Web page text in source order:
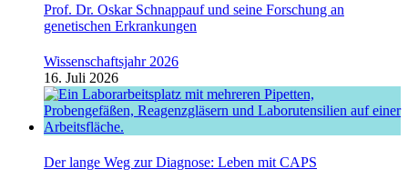
Prof. Dr. Oskar Schnappauf und seine Forschung an
genetischen Erkrankungen
Wissenschaftsjahr 2026
16. Juli 2026
Der lange Weg zur Diagnose: Leben mit CAPS